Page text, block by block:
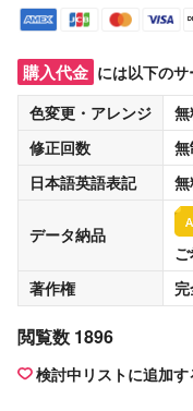
購入代金 には以下の
色変更・アレンジ
修正回数
日本語英語表記
データ納品
著作権
閲覧数 1896
検討中リストに追加す